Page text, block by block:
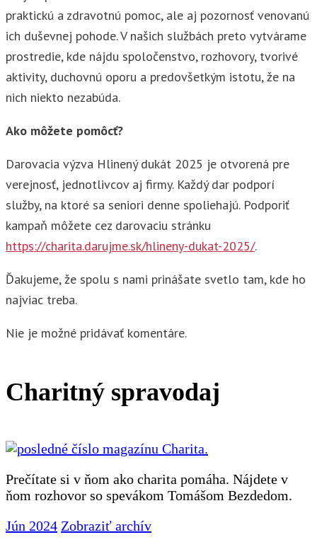
praktickú a zdravotnú pomoc, ale aj pozornosť venovanú
ich duševnej pohode. V našich službách preto vytvárame
prostredie, kde nájdu spoločenstvo, rozhovory, tvorivé
aktivity, duchovnú oporu a predovšetkým istotu, že na
nich niekto nezabúda.
Ako môžete pomôcť?
Darovacia výzva Hlinený dukát 2025 je otvorená pre
verejnosť, jednotlivcov aj firmy. Každý dar podporí
služby, na ktoré sa seniori denne spoliehajú. Podporiť
kampaň môžete cez darovaciu stránku
https://charita.darujme.sk/hlineny-dukat-2025/.
Ďakujeme, že spolu s nami prinášate svetlo tam, kde ho
najviac treba.
Nie je možné pridávať komentáre.
Charitný spravodaj
Prečítate si v ňom ako charita pomáha. Nájdete v
ňom rozhovor so spevákom Tomášom Bezdedom.
Jún 2024 Zobraziť archív